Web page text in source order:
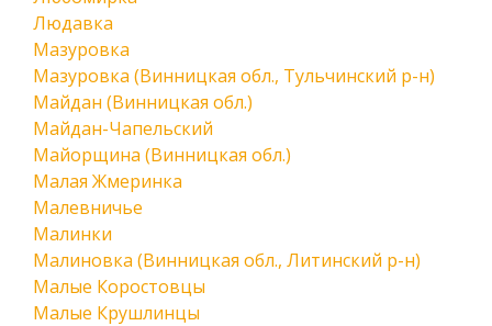
Людавка
Мазуровка
Мазуровка (Винницкая обл., Тульчинский р-н)
Майдан (Винницкая обл.)
Майдан-Чапельский
Майорщина (Винницкая обл.)
Малая Жмеринка
Малевничье
Малинки
Малиновка (Винницкая обл., Литинский р-н)
Малые Коростовцы
Малые Крушлинцы